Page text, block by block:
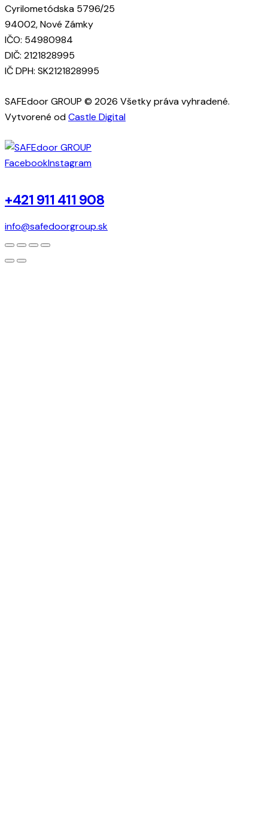
Cyrilometódska 5796/25
94002, Nové Zámky
IČO: 54980984
DIČ: 2121828995
IČ DPH: SK2121828995
SAFEdoor GROUP © 2026 Všetky práva vyhradené.
Vytvorené odCastle Digital
FacebookInstagram
+421 911 411 908
info@safedoorgroup.sk